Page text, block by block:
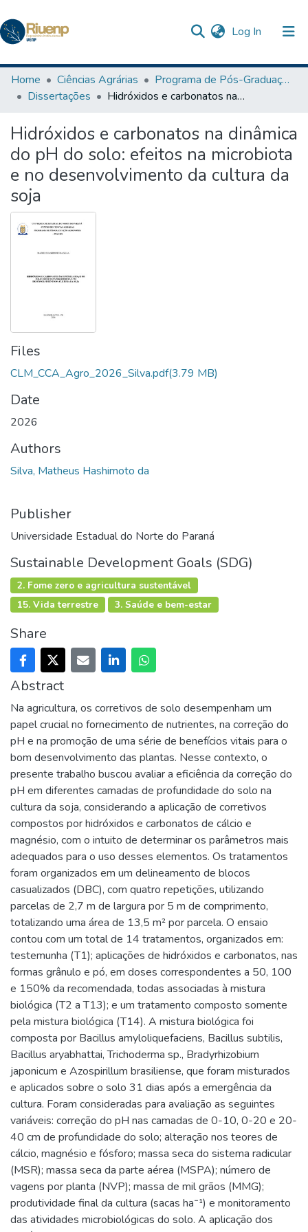
Log In (current)
Communities & Collections
Browse DSpace
Statistics
The Repository
Home Ciências Agrárias
Programa de Pós-Graduação em Agronomia
Dissertações
Hidróxidos e carbonatos na dinâmica do pH do solo: efeitos na microbiota e no desenvolvimento da cultura da soja
Hidróxidos e carbonatos na dinâmica
do pH do solo: efeitos na microbiota
e no desenvolvimento da cultura da
soja
Files
CLM_CCA_Agro_2026_Silva.pdf(3.79 MB)
Date
2026
Authors
Silva, Matheus Hashimoto da
Publisher
Universidade Estadual do Norte do Paraná
Sustainable Development Goals (SDG)
2. Fome zero e agricultura sustentável
15. Vida terrestre
3. Saúde e bem-estar
Share
Abstract
Na agricultura, os corretivos de solo desempenham um
papel crucial no fornecimento de nutrientes, na correção do
pH e na promoção de uma série de benefícios vitais para o
bom desenvolvimento das plantas. Nesse contexto, o
presente trabalho buscou avaliar a eficiência da correção do
pH em diferentes camadas de profundidade do solo na
cultura da soja, considerando a aplicação de corretivos
compostos por hidróxidos e carbonatos de cálcio e
magnésio, com o intuito de determinar os parâmetros mais
adequados para o uso desses elementos. Os tratamentos
foram organizados em um delineamento de blocos
casualizados (DBC), com quatro repetições, utilizando
parcelas de 2,7 m de largura por 5 m de comprimento,
totalizando uma área de 13,5 m² por parcela. O ensaio
contou com um total de 14 tratamentos, organizados em:
testemunha (T1); aplicações de hidróxidos e carbonatos, nas
formas grânulo e pó, em doses correspondentes a 50, 100
e 150% da recomendada, todas associadas à mistura
biológica (T2 a T13); e um tratamento composto somente
pela mistura biológica (T14). A mistura biológica foi
composta por Bacillus amyloliquefaciens, Bacillus subtilis,
Bacillus aryabhattai, Trichoderma sp., Bradyrhizobium
japonicum e Azospirillum brasiliense, que foram misturados
e aplicados sobre o solo 31 dias após a emergência da
cultura. Foram consideradas para avaliação as seguintes
variáveis: correção do pH nas camadas de 0-10, 0-20 e 20-
40 cm de profundidade do solo; alteração nos teores de
cálcio, magnésio e fósforo; massa seca do sistema radicular
(MSR); massa seca da parte aérea (MSPA); número de
vagens por planta (NVP); massa de mil grãos (MMG);
produtividade final da cultura (sacas ha⁻¹) e monitoramento
das atividades microbiológicas do solo. A aplicação dos